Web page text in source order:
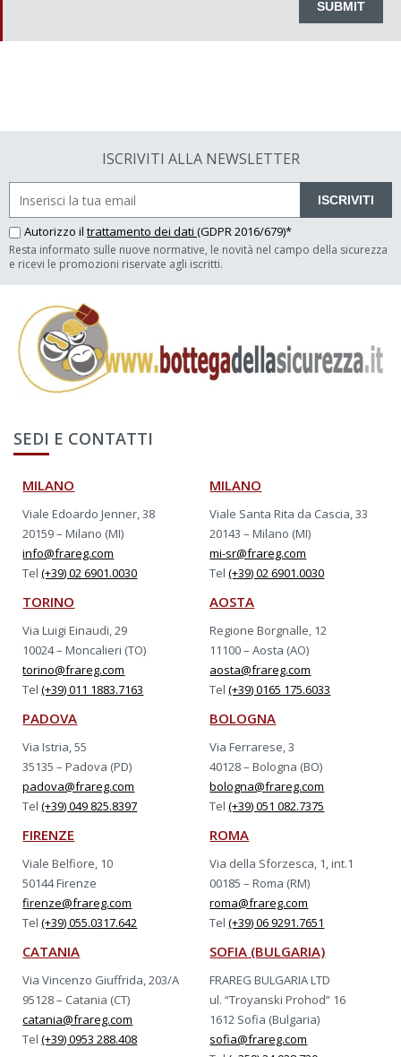
ISCRIVITI ALLA NEWSLETTER
ISCRIVITI
Autorizzo il trattamento dei dati (GDPR 2016/679)*
Resta informato sulle nuove normative, le novità nel campo della sicurezza
e ricevi le promozioni riservate agli iscritti.
SEDI E CONTATTI
MILANO
Viale Edoardo Jenner, 38
20159 – Milano (MI)
info@frareg.com
Tel(+39) 02 6901.0030
MILANO
Viale Santa Rita da Cascia, 33
20143 – Milano (MI)
mi-sr@frareg.com
Tel(+39) 02 6901.0030
TORINO
Via Luigi Einaudi, 29
10024 – Moncalieri (TO)
torino@frareg.com
Tel(+39) 011 1883.7163
AOSTA
Regione Borgnalle, 12
11100 – Aosta (AO)
aosta@frareg.com
Tel(+39) 0165 175.6033
PADOVA
Via Istria, 55
35135 – Padova (PD)
padova@frareg.com
Tel(+39) 049 825.8397
BOLOGNA
Via Ferrarese, 3
40128 – Bologna (BO)
bologna@frareg.com
Tel(+39) 051 082.7375
FIRENZE
Viale Belfiore, 10
50144 Firenze
firenze@frareg.com
Tel(+39) 055.0317.642
ROMA
Via della Sforzesca, 1, int.1
00185 – Roma (RM)
roma@frareg.com
Tel(+39) 06 9291.7651
CATANIA
Via Vincenzo Giuffrida, 203/A
95128 – Catania (CT)
catania@frareg.com
Tel(+39) 0953 288.408
SOFIA (BULGARIA)
FRAREG BULGARIA LTD
ul. “Troyanski Prohod” 16
1612 Sofia (Bulgaria)
sofia@frareg.com